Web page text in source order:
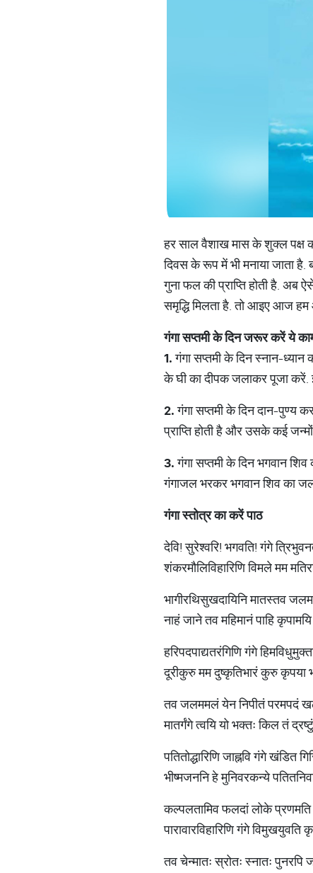
हर साल वैशाख मास के शुक्ल पक्ष
दिवस के रूप में भी मनाया जाता है.
गुना फल की प्राप्ति होती है. अब
समृद्धि मिलता है. तो आइए आज हम
गंगा सप्तमी के दिन जरूर करें ये
1.गंगा सप्तमी के दिन स्नान-
के घी का दीपक जलाकर पूजा
2.गंगा सप्तमी के दिन दान-पुण्य
प्राप्ति होती है और उसके कई
3.गंगा सप्तमी के दिन भगवान
गंगाजल भरकर भगवान शिव का
गंगा स्तोत्र का करें पाठ
देवि! सुरेश्वरि! भगवति! गंगे
शंकरमौलिविहारिणि विमले मम
भागीरथिसुखदायिनि मातस्तव
नाहं जाने तव महिमानं पाहि
हरिपदपाद्यतरंगिणि गंगे
दूरीकुरु मम दुष्कृतिभारं कुरु कृपया
तव जलममलं येन निपीतं परमपदं
मातर्गंगे त्वयि यो भक्तः किल तं
पतितोद्धारिणि जाह्नवि गंगे खंडित
भीष्मजननि हे मुनिवरकन्ये
कल्पलतामिव फलदां लोके प्रणमति
पारावारविहारिणि गंगे
तव चेन्मातः स्रोतः स्नातः पुनरपि